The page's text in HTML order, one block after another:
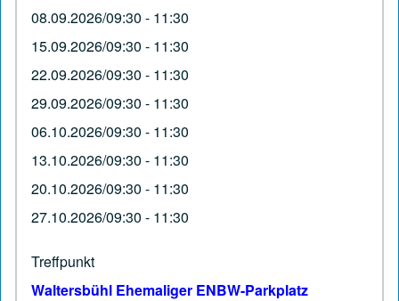
08.09.2026/09:30 - 11:30
15.09.2026/09:30 - 11:30
22.09.2026/09:30 - 11:30
29.09.2026/09:30 - 11:30
06.10.2026/09:30 - 11:30
13.10.2026/09:30 - 11:30
20.10.2026/09:30 - 11:30
27.10.2026/09:30 - 11:30
Treffpunkt
Waltersbühl Ehemaliger ENBW-Parkplatz